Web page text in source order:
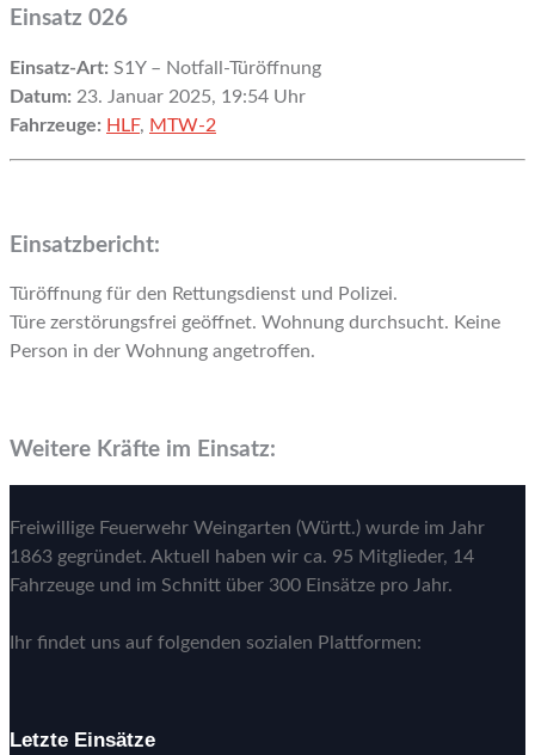
Einsatz 026
Einsatz-Art: S1Y – Notfall-Türöffnung
Datum: 23. Januar 2025, 19:54 Uhr
Fahrzeuge: HLF, MTW-2
Einsatzbericht:
Türöffnung für den Rettungsdienst und Polizei.
Türe zerstörungsfrei geöffnet. Wohnung durchsucht. Keine
Person in der Wohnung angetroffen.
Weitere Kräfte im Einsatz:
Freiwillige Feuerwehr Weingarten (Württ.) wurde im Jahr
1863 gegründet. Aktuell haben wir ca. 95 Mitglieder, 14
Fahrzeuge und im Schnitt über 300 Einsätze pro Jahr.
Ihr findet uns auf folgenden sozialen Plattformen:
Letzte Einsätze